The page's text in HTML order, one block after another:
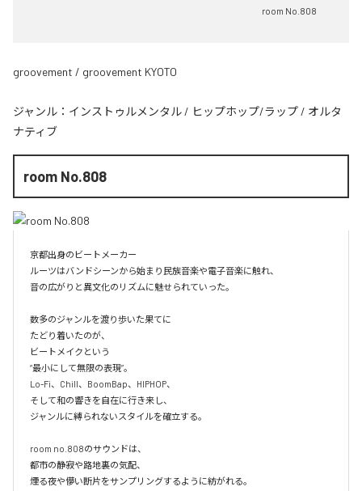
room No.808
groovement / groovement KYOTO
ジャンル： インストゥルメンタル / ヒップホップ/ラップ / オルタ
ナティブ
room No.808
京都出身のビートメーカー
ルーツはバンドシーンから始まり民族音楽や電子音楽に触れ、
音の広がりと異文化のリズムに魅せられていった。
数多のジャンルを渡り歩いた果てに
たどり着いたのが、
ビートメイクという
“最小にして無限の表現”。
Lo-Fi、Chill、BoomBap、HIPHOP、
そして和の響きを自在に行き来し、
ジャンルに縛られないスタイルを確立する。
room no.808のサウンドは、
都市の静寂や路地裏の気配、
煙る夜や儚い断片をサンプリングするように紡がれる。